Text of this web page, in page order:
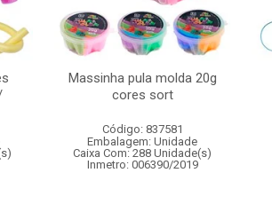
Massinha pula molda 20g
cores sort
Código: 837581
Embalagem: Unidade
Caixa Com: 288 Unidade(s)
Inmetro: 006390/2019